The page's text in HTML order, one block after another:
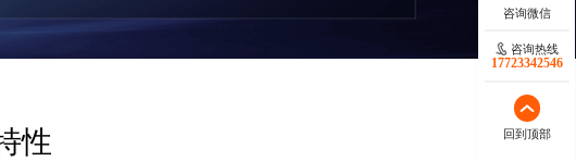
性
咨询热线
17723342546
回到顶部